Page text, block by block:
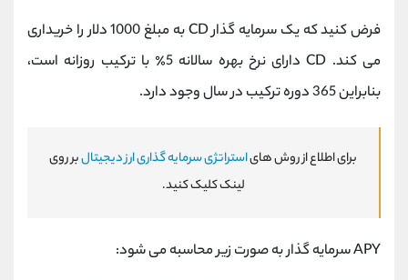
فرض کنید که یک سرمایه گذار CD به مبلغ 1000 دلار را خریداری
می کند. CD دارای نرخ بهره سالانه 5٪ با ترکیب روزانه است،
بنابراین 365 دوره ترکیب در سال وجود دارد.
برای اطلاع از روش هایاستراتژی سرمایه گذاری ارز دیجیتالبر روی
لینک کلیک کنید.
APY سرمایه گذار به صورت زیر محاسبه می شود: